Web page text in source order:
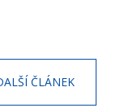
ČLÁNEK